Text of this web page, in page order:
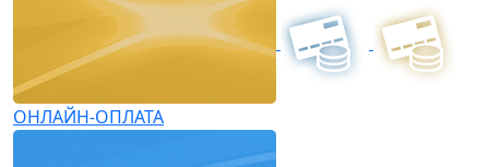
ОНЛАЙН-ОПЛАТА